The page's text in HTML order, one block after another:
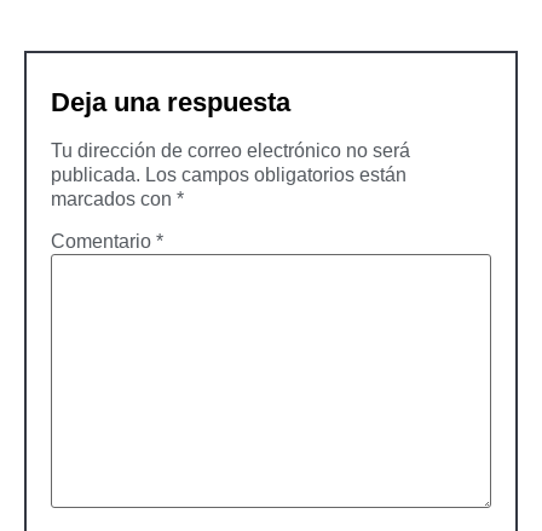
Deja una respuesta
Tu dirección de correo electrónico no será
publicada. Los campos obligatorios están
marcados con *
Comentario *